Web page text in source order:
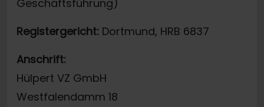
Geschäftsführung)
Registergericht: Dortmund, HRB 6837
Anschrift:
Hülpert VZ GmbH
Westfalendamm 18